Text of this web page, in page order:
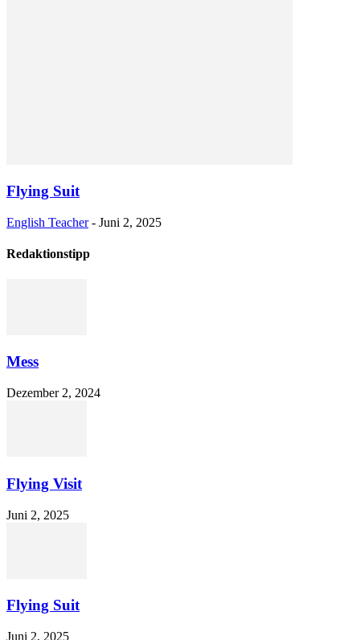
Flying Suit
English Teacher - Juni 2, 2025
Redaktionstipp
Mess
Dezember 2, 2024
Flying Visit
Juni 2, 2025
Flying Suit
Juni 2, 2025